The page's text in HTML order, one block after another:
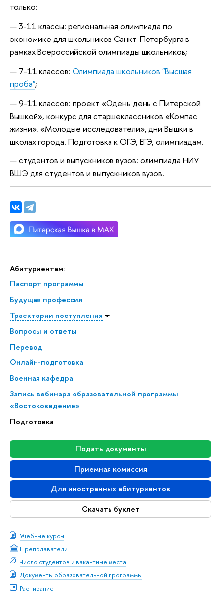
Абитуриентам:
Паспорт программы
Будущая профессия
Траектории поступления
Вопросы и ответы
Перевод
Онлайн-подготовка
Военная кафедра
Запись вебинара образовательной программы
«Востоковедение»
Подготовка
Подать документы
Приемная комиссия
Для иностранных абитуриентов
Скачать буклет
Учебные курсы
Преподаватели
Число студентов и вакантные места
Документы образовательной программы
Расписание
только:
3-11 классы: региональная олимпиада по
экономике для школьников Санкт-Петербурга в
рамках Всероссийской олимпиады школьников;
7-11 классов: Олимпиада школьников "Высшая
проба";
9-11 классов: проект «Одень день с Питерской
Вышкой», конкурс для старшеклассников «Компас
жизни», «Молодые исследователи», дни Вышки в
школах города. Подготовка к ОГЭ, ЕГЭ, олимпиадам.
студентов и выпускников вузов: олимпиада НИУ
ВШЭ для студентов и выпускников вузов.